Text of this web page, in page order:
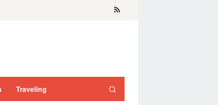
Traveling